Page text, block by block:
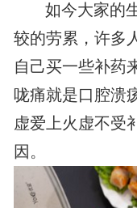
如今大家的
较的劳累，许多
自己买一些补药
咙痛就是口腔溃
虚爱上火虚不受
因。